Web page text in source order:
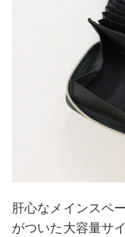
肝心なメインスペ
がついた大容量サ